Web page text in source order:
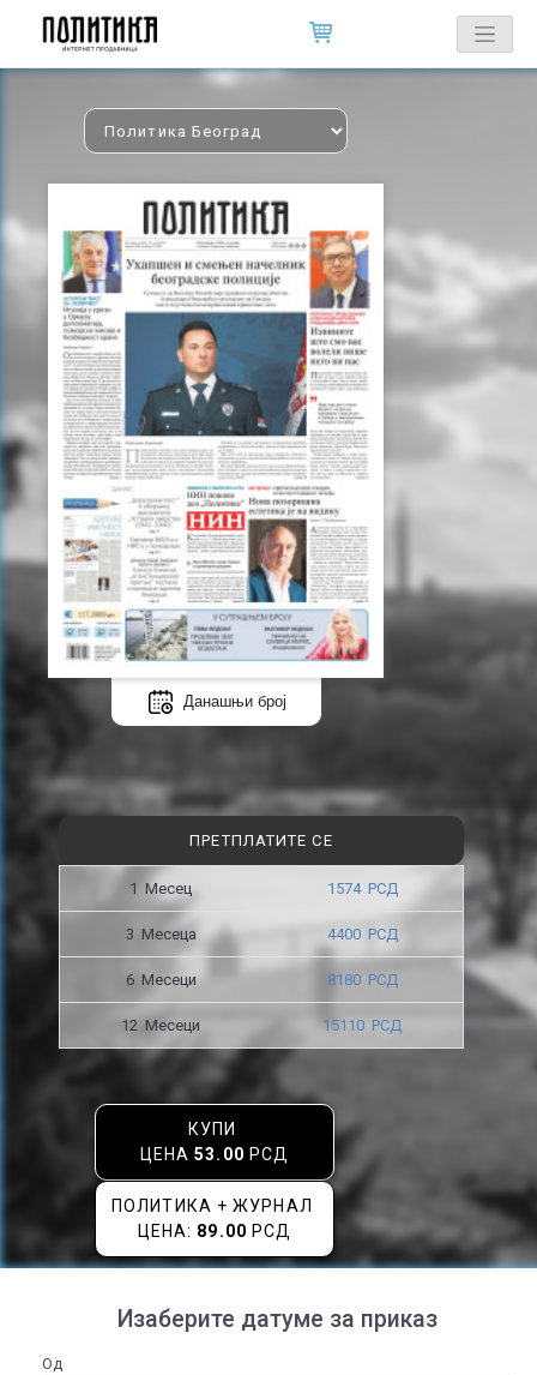
Данашњи број
ПРЕТПЛАТИТЕ СЕ
1 Месец 1574 РСД
3 Месецa 4400 РСД
6 Месеци 8180 РСД
12 Месеци 15110 РСД
КУПИ
ЦЕНА53.00 РСД
ПОЛИТИКА + ЖУРНАЛ
ЦЕНА: 89.00 РСД
Изаберите датуме за приказ
Од